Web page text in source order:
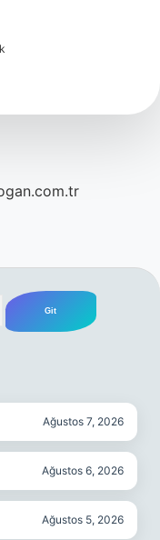
Ağustos 7, 2026
Ağustos 6, 2026
Ağustos 5, 2026